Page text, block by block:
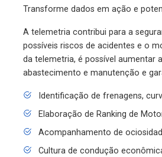
Transforme dados em ação e
A telemetria contribui para a
possíveis riscos de acidentes e o
da telemetria, é possível aumentar
abastecimento e manutenção e
Identificação de frenagens,
Elaboração de Ranking de
Acompanhamento de
Cultura de condução